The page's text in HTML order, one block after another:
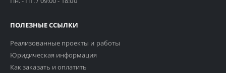
ПОЛЕЗНЫЕ ССЫЛКИ
Реализованные проекты и работы
Юридическая информация
Как заказать и оплатить